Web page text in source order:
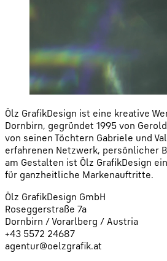
Ölz GrafikDesign ist eine kreative
Dornbirn, gegründet 1995 von
von seinen Töchtern Gabriele und
erfahrenen Netzwerk, persönlicher
am Gestalten ist Ölz GrafikDesign
für ganzheitliche Markenauftritte.
Ölz GrafikDesign GmbH
Roseggerstraße 7a
Dornbirn / Vorarlberg / Austria
+43 5572 24687
agentur@oelzgrafik.at